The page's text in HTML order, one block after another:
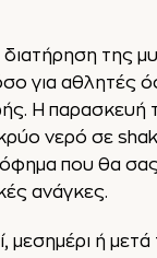
της
για αθλητές
Η παρασκευή
νερό σε
που θα
ανάγκες.
μεσημέρι ή